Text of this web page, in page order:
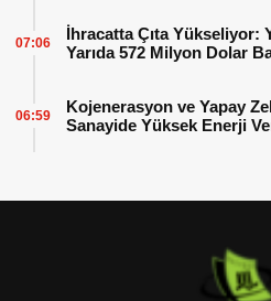
İhracatta Çıta Yükseliyor:
Yarıda 572 Milyon Dolar
07:06
Kojenerasyon ve Yapay
Sanayide Yüksek Enerji
06:59